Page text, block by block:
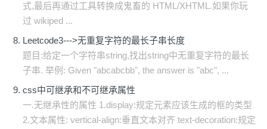
式,最后再通过工具转换成鬼畜的 HTML/XHTML.如果你玩
过 wikiped ...
Leetcode3--->无重复字符的最长子串长度
题目:给定一个字符串string,找出string中无重复字符的最长
子串. 举例: Given "abcabcbb", the answer is "abc", ...
css中可继承和不可继承属性
一.无继承性的属性 1.display:规定元素应该生成的框的类型
2.文本属性: vertical-align:垂直文本对齐 text-decoration:规定